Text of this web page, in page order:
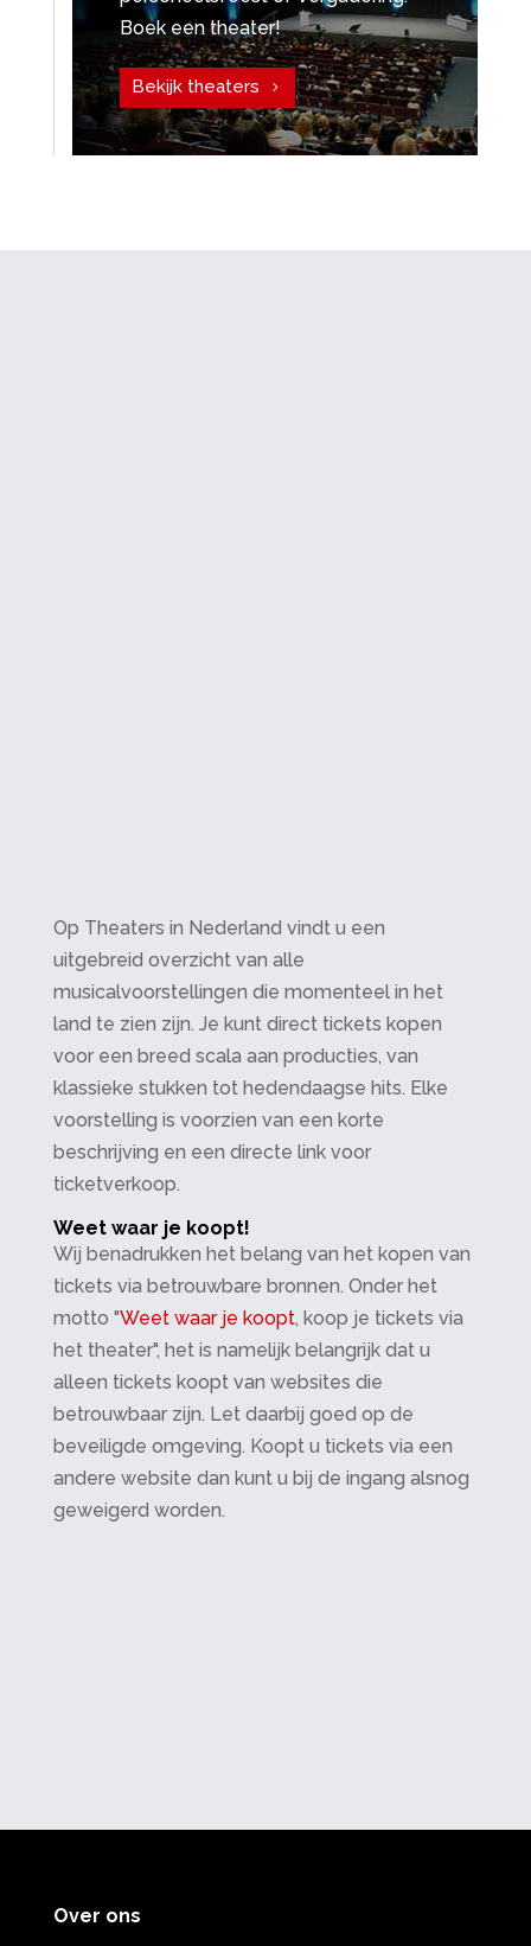
Boek een theater!
Bekijk theaters
Op Theaters in Nederland vindt u een
uitgebreid overzicht van alle
musicalvoorstellingen die momenteel in het
land te zien zijn. Je kunt direct tickets kopen
voor een breed scala aan producties, van
klassieke stukken tot hedendaagse hits. Elke
voorstelling is voorzien van een korte
beschrijving en een directe link voor
ticketverkoop.
Weet waar je koopt!
Wij benadrukken het belang van het kopen van
tickets via betrouwbare bronnen. Onder het
motto "Weet waar je koopt, koop je tickets via
het theater", het is namelijk belangrijk dat u
alleen tickets koopt van websites die
betrouwbaar zijn. Let daarbij goed op de
beveiligde omgeving. Koopt u tickets via een
andere website dan kunt u bij de ingang alsnog
geweigerd worden.
Over ons